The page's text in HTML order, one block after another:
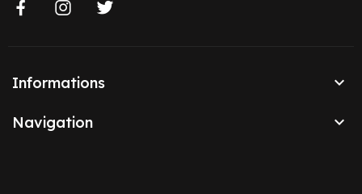
Informations 
Navigation 